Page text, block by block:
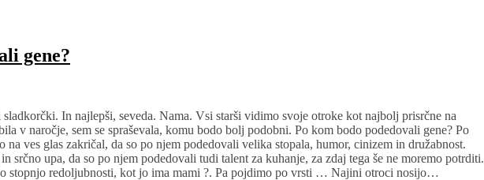
gene?
In najlepši, seveda. Nama. Vsi starši vidimo svoje otroke kot najbolj prisrčne na
v naročje, sem se spraševala, komu bodo bolj podobni. Po kom bodo podedovali gene? Po
ves glas zakričal, da so po njem podedovali velika stopala, humor, cinizem in družabnost.
srčno upa, da so po njem podedovali tudi talent za kuhanje, za zdaj tega še ne moremo potrditi.
stopnjo redoljubnosti, kot jo ima mami ?. Pa pojdimo po vrsti … Najini otroci nosijo…